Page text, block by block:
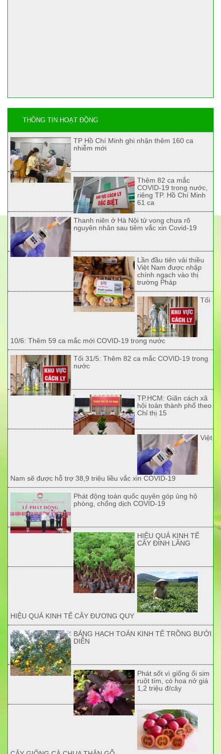
THÔNG TIN HOẠT ĐỘNG
TP Hồ Chí Minh ghi nhận thêm 160 ca
nhiễm mới
Thêm 82 ca mắc
COVID-19 trong nước,
riêng TP. Hồ Chí Minh
61 ca
Thanh niên ở Hà Nội tử vong chưa rõ
nguyên nhân sau tiêm vắc xin Covid-19
Lần đầu tiên vải thiều
Việt Nam được nhập
chính ngạch vào thị
trường Pháp
Tối
10/6: Thêm 59 ca mắc mới COVID-19 trong nước
Tối 31/5: Thêm 82 ca mắc COVID-19 trong
nước
TP.HCM: Giãn cách xã
hội toàn thành phố theo
Chỉ thị 15
Việt
Nam sẽ được hỗ trợ 38,9 triệu liều vắc xin COVID-19
Phát động toàn quốc quyên góp ủng hộ
phòng, chống dịch COVID-19
HIỆU QUẢ KINH TẾ
CÂY ĐINH LĂNG
HIỆU QUẢ KINH TẾ CÂY ĐƯƠNG QUY
BẢNG HẠCH TOÁN KINH TẾ TRỒNG BƯỞI
DIỄN
Phát sốt vì giống ổi sim
ruột tím, có hoa nở giá
1,2 triệu đ/cây